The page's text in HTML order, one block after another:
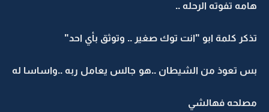
هامه تفوته الرحله ..
تذكر كلمة ابو "انت توك صغير .. وتوثق بأي احد"
بس تعوذ من الشيطان ..هو جالس يعامل ربه ..واساسا له
مصلحه فهالشي